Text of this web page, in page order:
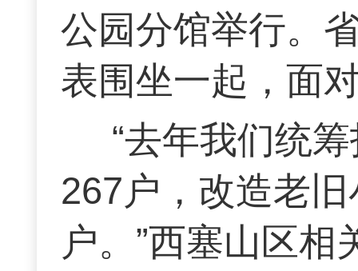
公园分馆举行。
表围坐一起，面
“去年我们统
267户，改造老
户。”西塞山区